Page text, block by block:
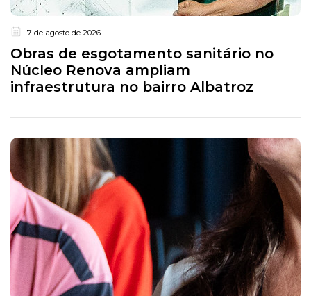
7 de agosto de 2026
Obras de esgotamento sanitário no
Núcleo Renova ampliam
infraestrutura no bairro Albatroz